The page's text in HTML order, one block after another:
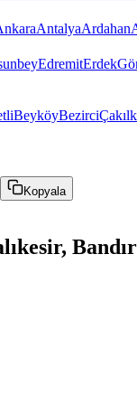
AntalyaArdahan
EdremitErdek
BeyköyBezirci
Kopyala